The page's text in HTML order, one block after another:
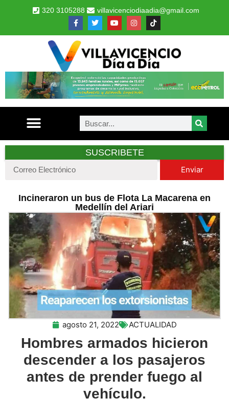
320 3105288 villavicenciodiaadia@gmail.com
SUSCRIBETE
Enviar
Incineraron un bus de Flota La Macarena en
Medellín del Ariari
agosto 21, 2022 ACTUALIDAD
Hombres armados hicieron
descender a los pasajeros
antes de prender fuego al
vehículo.